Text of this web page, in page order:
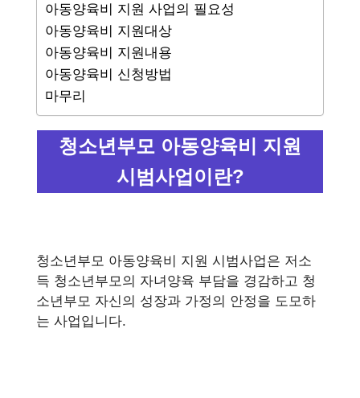
아동양육비 지원 사업의 필요성
아동양육비 지원대상
아동양육비 지원내용
아동양육비 신청방법
마무리
청소년부모 아동양육비 지원
시범사업이란?
청소년부모 아동양육비 지원 시범사업은 저소
득 청소년부모의 자녀양육 부담을 경감하고 청
소년부모 자신의 성장과 가정의 안정을 도모하
는 사업입니다.